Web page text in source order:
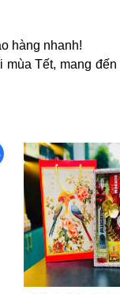
hàng nhanh!
mùa Tết, mang đến